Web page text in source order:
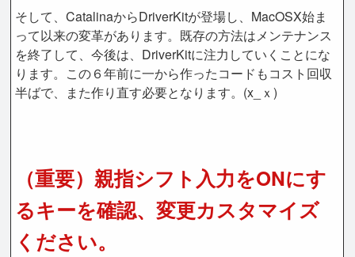
そして、CatalinaからDriverKitが登場し、MacOSX始ま
って以来の変革があります。既存の方法はメンテナンス
を終了して、今後は、DriverKitに注力していくことにな
ります。この６年前に一から作ったコードもコスト回収
半ばで、また作り直す必要となります。(x_ｘ)
（重要）親指シフト入力をONにす
るキーを確認、変更カスタマイズ
ください。